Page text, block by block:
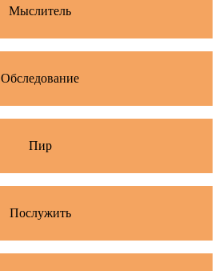
Мыслитель
Обследование
Пир
Послужить